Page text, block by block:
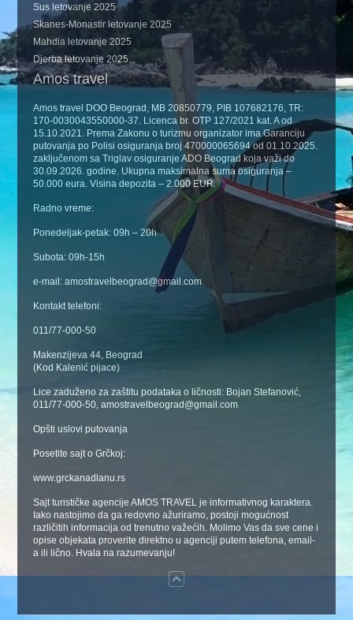
Sus letovanje 2025
Skanes-Monastir letovanje 2025
Mahdia letovanje 2025
Djerba letovanje 2025
Amos travel
Amos travel DOO Beograd, MB 20850779, PIB 107682176, TR:
170-0030043550000-37. Licenca br. OTP 127/2021 kat. A od
15.10.2021. Prema Zakonu o turizmu organizator ima Garanciju
putovanja po Polisi osiguranja broj 470000065694 od 01.10.2025.
zaključenom sa Triglav osiguranje ADO Beograd koja važi do
30.09.2026. godine. Ukupna maksimalna suma osiguranja –
50.000 eura. Visina depozita – 2.000 EUR.
Radno vreme:
Ponedeljak-petak: 09h – 20h
Subota: 09h-15h
e-mail: amostravelbeograd@gmail.com
Kontakt telefoni:
011/77-000-50
Makenzijeva 44, Beograd
(Kod Kalenić pijace)
Lice zaduženo za zaštitu podataka o ličnosti: Bojan Stefanović,
011/77-000-50, amostravelbeograd@gmail.com
Opšti uslovi putovanja
Posetite sajt o Grčkoj:
www.grckanadlanu.rs
Sajt turističke agencije AMOS TRAVEL je informativnog karaktera.
Iako nastojimo da ga redovno ažuriramo, postoji mogućnost
različitih informacija od trenutno važećih. Molimo Vas da sve cene i
opise objekata proverite direktno u agenciji putem telefona, email-
a ili lično. Hvala na razumevanju!